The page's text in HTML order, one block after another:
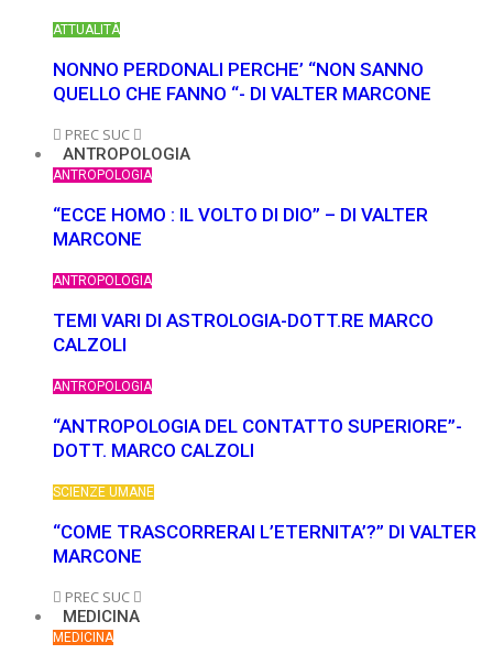
ATTUALITÀ
NONNO PERDONALI PERCHE’ “NON SANNO
QUELLO CHE FANNO “- DI VALTER MARCONE
PREC SUC
ANTROPOLOGIA
ANTROPOLOGIA
“ECCE HOMO : IL VOLTO DI DIO” – DI VALTER
MARCONE
ANTROPOLOGIA
TEMI VARI DI ASTROLOGIA-DOTT.RE MARCO
CALZOLI
ANTROPOLOGIA
“ANTROPOLOGIA DEL CONTATTO SUPERIORE”-
DOTT. MARCO CALZOLI
SCIENZE UMANE
“COME TRASCORRERAI L’ETERNITA’?” DI VALTER
MARCONE
PREC SUC
MEDICINA
MEDICINA